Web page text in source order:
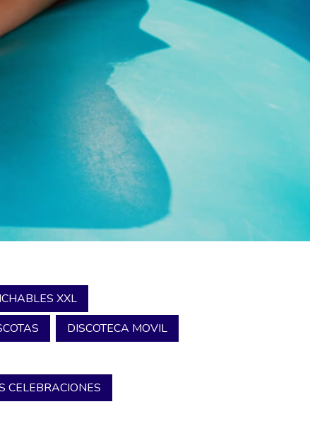
XXL
DISCOTECA MOVIL
CELEBRACIONES